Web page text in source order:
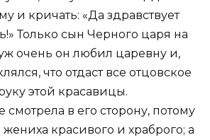
и кричать: «Да здравствует
Только сын Черного царя на
очень он любил царевну и,
что отдаст все отцовское
этой красавицы.
в его сторону, потому
жениха красивого и храброго; а